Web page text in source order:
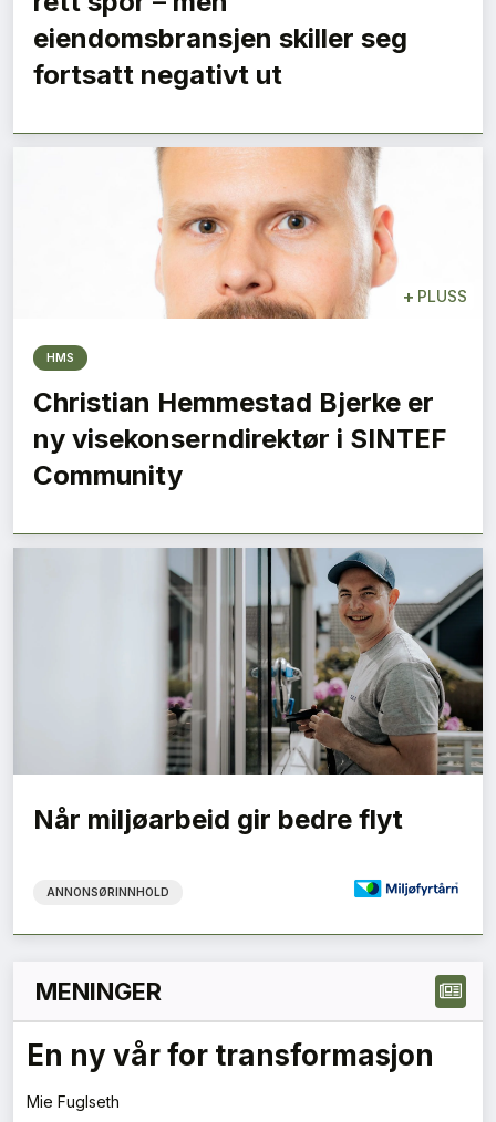
eiendomsbransjen skiller seg
fortsatt negativt ut
+ PLUSS
HMS
Christian Hemmestad Bjerke er
ny visekonserndirektør i SINTEF
Community
Når miljøarbeid gir bedre flyt
ANNONSØRINNHOLD
MENINGER
Ombruk av bygg starter med å
anerkjenne verdiene som